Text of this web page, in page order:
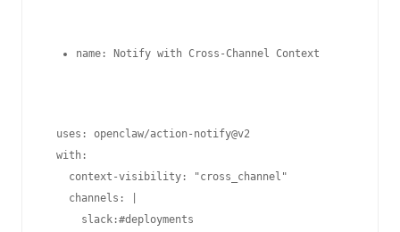
name: Notify with Cross-Channel Context
  uses: openclaw/action-notify@v2
  with:
    context-visibility: "cross_channel"
    channels: |
      slack:#deployments